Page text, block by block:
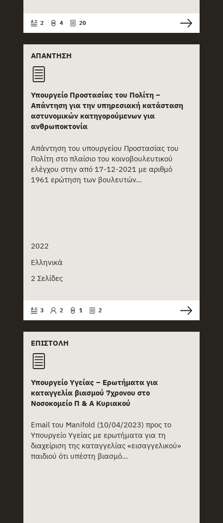
2 4 20
ΑΠΆΝΤΗΣΗ
Υπουργείο Προστασίας του Πολίτη –
Απάντηση για την υπηρεσιακή κατάσταση
αστυνομικών κατηγορούμενων για
ανθρωποκτονία
Απάντηση του υπουργείου Προστασίας του
Πολίτη στο πλαίσιο του κοινοβουλευτικού
ελέγχου στην από 17-12-2021 με αριθμό
1961 ερώτηση των βουλευτών...
2022
Ελληνικά
2 Σελίδες
3 2 1 2
ΕΠΙΣΤΟΛΉ
Υπουργείο Υγείας – Ερωτήματα για
καταγγελία βιασμού 7χρονου στο
Νοσοκομείο Π & Α Κυριακού
Email του Manifold (10/04/2023) προς το
Υπουργείο Υγείας με ερωτήματα για τη
διαχείριση της καταγγελίας «εισαγγελικού»
παιδιού ότι υπέστη βιασμό...